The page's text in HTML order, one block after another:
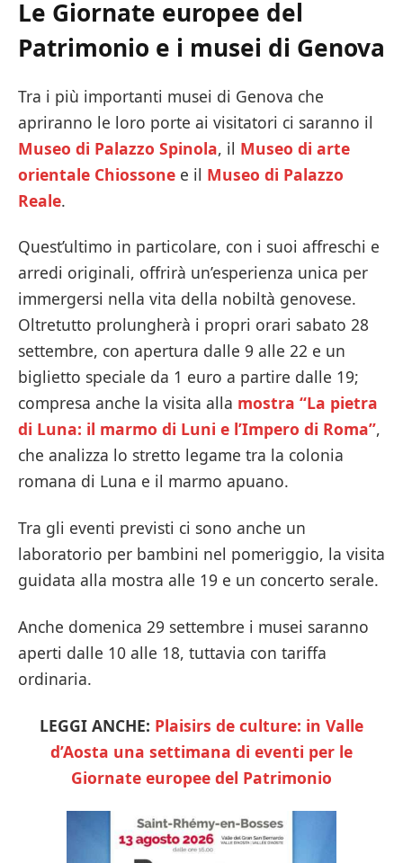
Le Giornate europee del
Patrimonio e i musei di Genova
Tra i più importanti musei di Genova che
apriranno le loro porte ai visitatori ci saranno il
Museo di Palazzo Spinola, il Museo di arte
orientale Chiossone e il Museo di Palazzo
Reale.
Quest’ultimo in particolare, con i suoi affreschi e
arredi originali, offrirà un’esperienza unica per
immergersi nella vita della nobiltà genovese.
Oltretutto prolungherà i propri orari sabato 28
settembre, con apertura dalle 9 alle 22 e un
biglietto speciale da 1 euro a partire dalle 19;
compresa anche la visita alla mostra “La pietra
di Luna: il marmo di Luni e l’Impero di Roma”,
che analizza lo stretto legame tra la colonia
romana di Luna e il marmo apuano.
Tra gli eventi previsti ci sono anche un
laboratorio per bambini nel pomeriggio, la visita
guidata alla mostra alle 19 e un concerto serale.
Anche domenica 29 settembre i musei saranno
aperti dalle 10 alle 18, tuttavia con tariffa
ordinaria.
LEGGI ANCHE: Plaisirs de culture: in Valle
d’Aosta una settimana di eventi per le
Giornate europee del Patrimonio